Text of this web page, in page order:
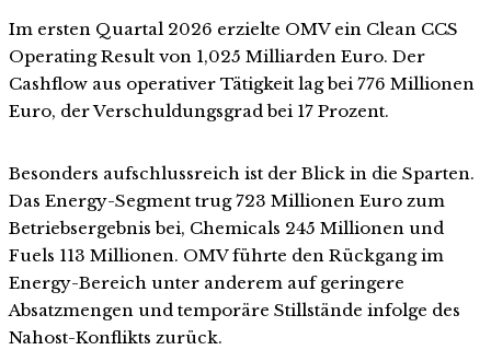
Im ersten Quartal 2026 erzielte OMV ein Clean CCS
Operating Result von 1,025 Milliarden Euro. Der
Cashflow aus operativer Tätigkeit lag bei 776 Millionen
Euro, der Verschuldungsgrad bei 17 Prozent.
Besonders aufschlussreich ist der Blick in die Sparten.
Das Energy-Segment trug 723 Millionen Euro zum
Betriebsergebnis bei, Chemicals 245 Millionen und
Fuels 113 Millionen. OMV führte den Rückgang im
Energy-Bereich unter anderem auf geringere
Absatzmengen und temporäre Stillstände infolge des
Nahost-Konflikts zurück.